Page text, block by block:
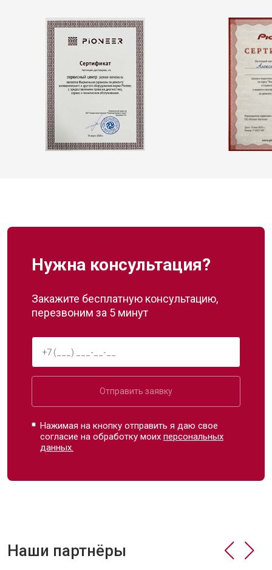
Нужна консультация?
Закажите бесплатную консультацию,
перезвоним за 5 минут
Отправить заявку
Нажимая на кнопку отправить я даю свое
согласие на обработку моихперсональных
данных.
Наши партнёры